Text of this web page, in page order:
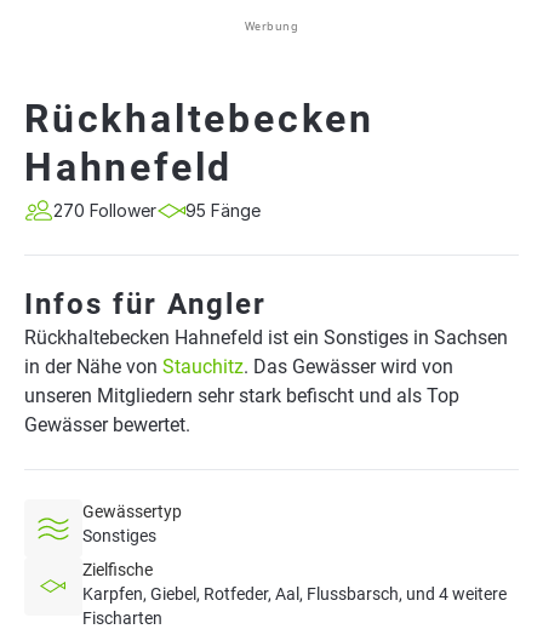
Werbung
Rückhaltebecken
Hahnefeld
270 Follower 95 Fänge
Infos für Angler
Rückhaltebecken Hahnefeld ist ein Sonstiges in Sachsen
in der Nähe von Stauchitz. Das Gewässer wird von
unseren Mitgliedern sehr stark befischt und als Top
Gewässer bewertet.
Gewässertyp
Sonstiges
Zielfische
Karpfen, Giebel, Rotfeder, Aal, Flussbarsch, und 4 weitere
Fischarten